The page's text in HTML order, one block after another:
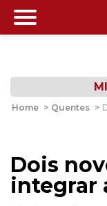
Home > Quentes >
Dois
integrar